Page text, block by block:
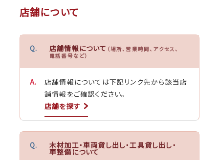
店舗について
店舗情報について （場所、営業時間、アクセス、
電話番号など）
店舗情報については下記リンク先から該当店
舗情報をご確認ください。
店舗を探す
木材加工・車両貸し出し・工具貸し出し・
車整備について